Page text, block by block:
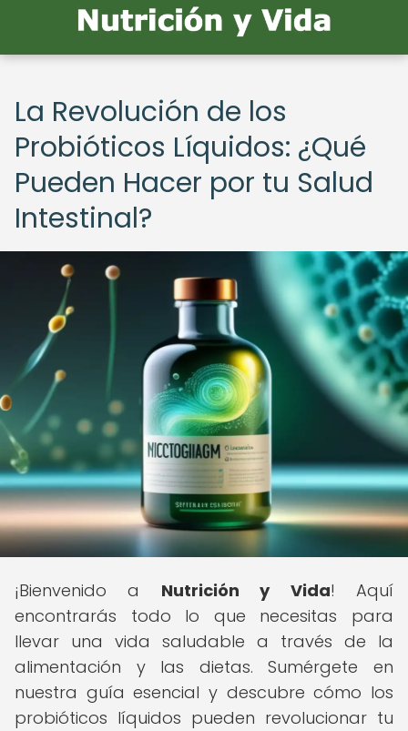
La Revolución de los
Probióticos Líquidos: ¿Qué
Pueden Hacer por tu Salud
Intestinal?
¡Bienvenido a Nutrición y Vida! Aquí
encontrarás todo lo que necesitas para
llevar una vida saludable a través de la
alimentación y las dietas. Sumérgete en
nuestra guía esencial y descubre cómo los
probióticos líquidos pueden revolucionar tu